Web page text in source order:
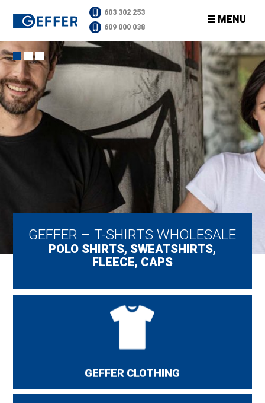
☰ MENU
603 302 253
609 000 038
GEFFER – T-SHIRTS WHOLESALE
POLO SHIRTS, SWEATSHIRTS,
FLEECE, CAPS
GEFFER CLOTHING
Geffer promotional clothing is good quality at a
employees, for all kinds of promotional
campaigns, it is a perfect gift for your